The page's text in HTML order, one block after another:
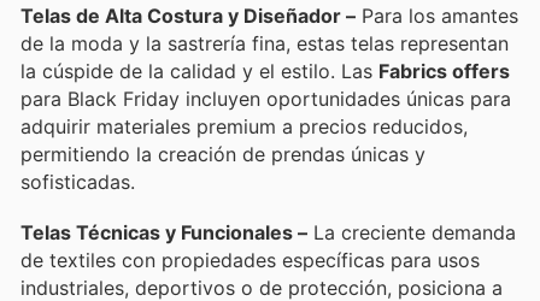
Telas de Alta Costura y Diseñador – Para los amantes
de la moda y la sastrería fina, estas telas representan
la cúspide de la calidad y el estilo. Las Fabrics offers
para Black Friday incluyen oportunidades únicas para
adquirir materiales premium a precios reducidos,
permitiendo la creación de prendas únicas y
sofisticadas.
Telas Técnicas y Funcionales – La creciente demanda
de textiles con propiedades específicas para usos
industriales, deportivos o de protección, posiciona a